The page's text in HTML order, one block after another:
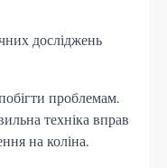
досліджень
проблемам.
техніка вправ
на коліна.